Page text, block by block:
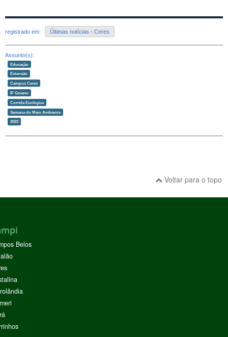
registrado em: Últimas notícias - Ceres
Assunto(s):
Educação
Extensão
Campus Ceres
IF Goiano
Corrida Ecológica
Semana do Meio Ambiente
2023
Voltar para o topo
Belos